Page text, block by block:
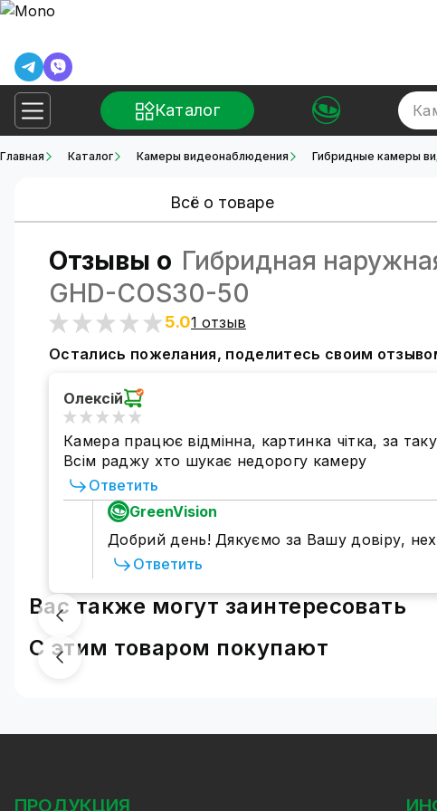
Каталог
Главная Каталог Камеры видеонаблюдения Гибридные камеры
Всё о товаре
Отзывы о Гибридная
GHD-COS30-50
5.01 отзыв
Остались пожелания, поделитесь своим
Олексій
Камера працює відмінна, картинка чітка, за
Всім раджу хто шукає недорогу камеру
Ответить
GreenVision
Добрий день! Дякуємо за Вашу довіру,
Ответить
Вас также могут заинтересовать
С этим товаром покупают
ПРОДУКЦИЯ